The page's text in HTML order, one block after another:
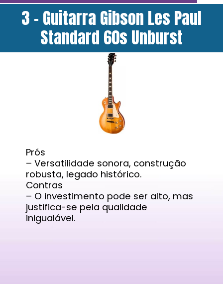
3 - Guitarra Gibson Les Paul
Standard 60s Unburst
Prós
– Versatilidade sonora, construção
robusta, legado histórico.
Contras
– O investimento pode ser alto, mas
justifica-se pela qualidade
inigualável.